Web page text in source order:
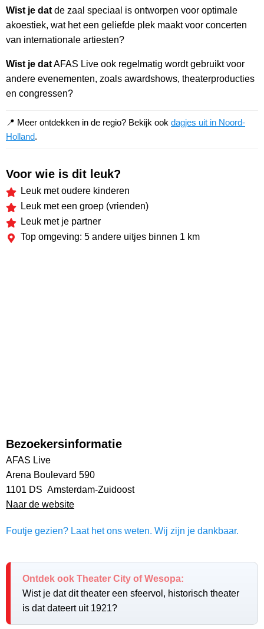
Wist je dat de zaal speciaal is ontworpen voor optimale
akoestiek, wat het een geliefde plek maakt voor concerten
van internationale artiesten?
Wist je datAFAS Live ook regelmatig wordt gebruikt voor
andere evenementen, zoals awardshows, theaterproducties
en congressen?
📍 Meer ontdekken in de regio? Bekijk ook dagjes uit in Noord-
Holland.
Voor wie is dit leuk?
Leuk met oudere kinderen
Leuk met een groep (vrienden)
Leuk met je partner
Top omgeving: 5 andere uitjes binnen 1 km
Bezoekersinformatie
AFAS Live
Arena Boulevard 590
1101 DS Amsterdam-Zuidoost
Naar de website
Foutje gezien? Laat het ons weten. Wij zijn je dankbaar.
Ontdek ook Theater City of Wesopa:
Wist je dat dit theater een sfeervol, historisch theater
is dat dateert uit 1921?